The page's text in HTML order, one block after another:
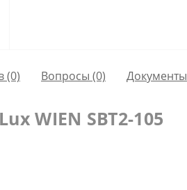
(0) Вопросы (0) Документы
WIEN SBT2-105